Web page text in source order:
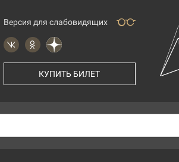
Версия для слабовидящих
КУПИТЬ БИЛЕТ